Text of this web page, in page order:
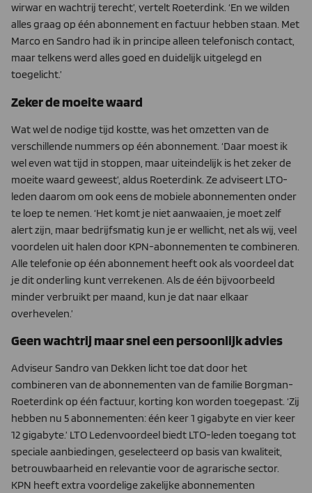
wirwar en wachtrij terecht’, vertelt Roeterdink. ‘En we wilden
alles graag op één abonnement en factuur hebben staan. Met
Marco en Sandro had ik in principe alleen telefonisch contact,
maar telkens werd alles goed en duidelijk uitgelegd en
toegelicht.’
Zeker de moeite waard
Wat wel de nodige tijd kostte, was het omzetten van de
verschillende nummers op één abonnement. ‘Daar moest ik
wel even wat tijd in stoppen, maar uiteindelijk is het zeker de
moeite waard geweest’, aldus Roeterdink. Ze adviseert LTO-
leden daarom om ook eens de mobiele abonnementen onder
te loep te nemen. ‘Het komt je niet aanwaaien, je moet zelf
alert zijn, maar bedrijfsmatig kun je er wellicht, net als wij, veel
voordelen uit halen door KPN-abonnementen te combineren.
Alle telefonie op één abonnement heeft ook als voordeel dat
je dit onderling kunt verrekenen. Als de één bijvoorbeeld
minder verbruikt per maand, kun je dat naar elkaar
overhevelen.’
Geen wachtrij maar snel een persoonlijk advies
Adviseur Sandro van Dekken licht toe dat door het
combineren van de abonnementen van de familie Borgman-
Roeterdink op één factuur, korting kon worden toegepast. ‘Zij
hebben nu 5 abonnementen: één keer 1 gigabyte en vier keer
12 gigabyte.’ LTO Ledenvoordeel biedt LTO-leden toegang tot
speciale aanbiedingen, geselecteerd op basis van kwaliteit,
betrouwbaarheid en relevantie voor de agrarische sector.
KPN heeft extra voordelige zakelijke abonnementen